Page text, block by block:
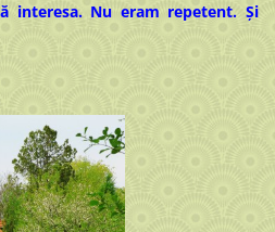
interesa. Nu eram repetent. Și